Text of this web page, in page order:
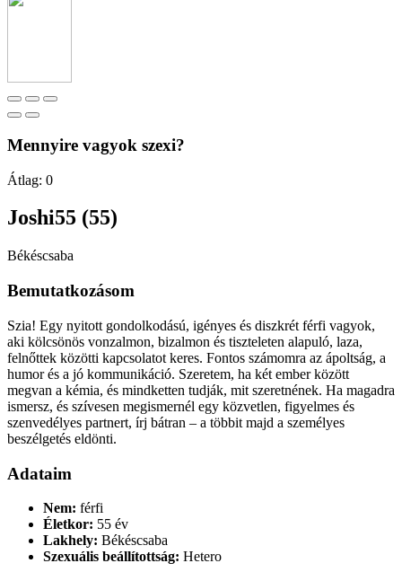
Mennyire vagyok szexi?
Átlag: 0
Joshi55 (55)
Békéscsaba
Bemutatkozásom
Szia! Egy nyitott gondolkodású, igényes és diszkrét férfi vagyok,
aki kölcsönös vonzalmon, bizalmon és tiszteleten alapuló, laza,
felnőttek közötti kapcsolatot keres. Fontos számomra az ápoltság, a
humor és a jó kommunikáció. Szeretem, ha két ember között
megvan a kémia, és mindketten tudják, mit szeretnének. Ha magadra
ismersz, és szívesen megismernél egy közvetlen, figyelmes és
szenvedélyes partnert, írj bátran – a többit majd a személyes
beszélgetés eldönti.
Adataim
Nem: férfi
Életkor: 55 év
Lakhely: Békéscsaba
Szexuális beállítottság: Hetero